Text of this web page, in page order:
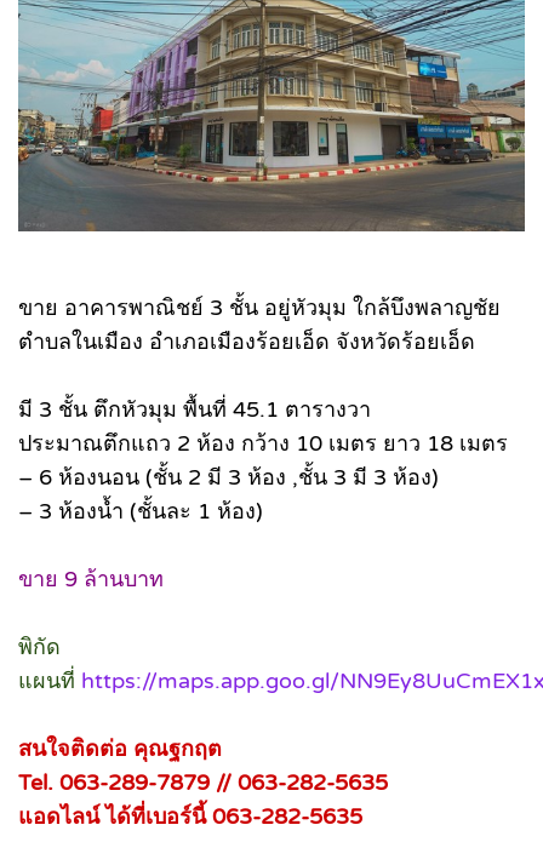
ขาย อาคารพาณิชย์ 3 ชั้น อยู่หัวมุม ใกล้บึงพลาญชัย
ตำบลในเมือง อำเภอเมืองร้อยเอ็ด จังหวัดร้อยเอ็ด
มี 3 ชั้น ตึกหัวมุม พื้นที่ 45.1 ตารางวา
ประมาณตึกแถว 2 ห้อง กว้าง 10 เมตร ยาว 18 เมตร
– 6 ห้องนอน (ชั้น 2 มี 3 ห้อง ,ชั้น 3 มี 3 ห้อง)
– 3 ห้องน้ำ (ชั้นละ 1 ห้อง)
ขาย 9 ล้านบาท
พิกัด
แผนที่ https://maps.app.goo.gl/
สนใจติดต่อ คุณฐกฤต
Tel. 063-289-7879 // 063-282-5635
แอดไลน์ ได้ที่เบอร์นี้ 063-282-5635